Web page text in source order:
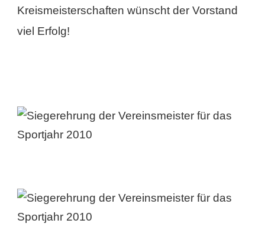
Kreismeisterschaften wünscht der Vorstand
viel Erfolg!